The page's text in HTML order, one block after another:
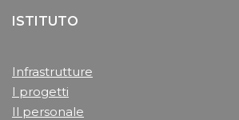
ISTITUTO
Infrastrutture
I progetti
Il personale